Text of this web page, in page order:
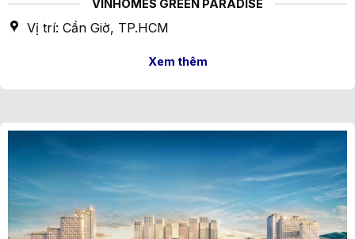
VINHOMES GREEN PARADISE
Vị trí: Cần Giờ, TP.HCM
Xem thêm